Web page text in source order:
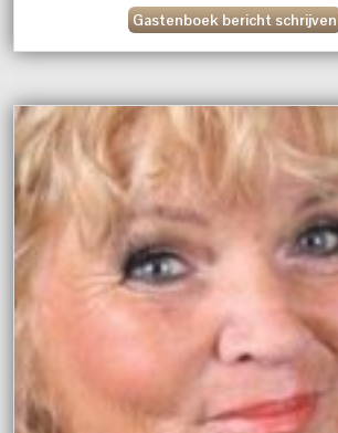
Gastenboek bericht schrijven